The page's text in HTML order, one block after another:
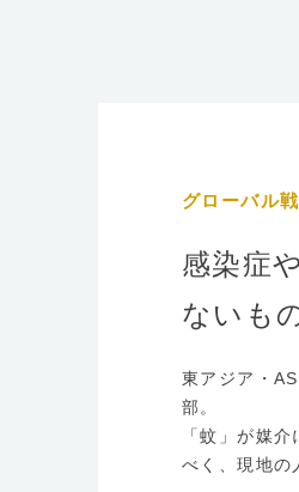
グローバル
感染症
ないも
東アジア・
部。
「蚊」が媒
べく、現地の